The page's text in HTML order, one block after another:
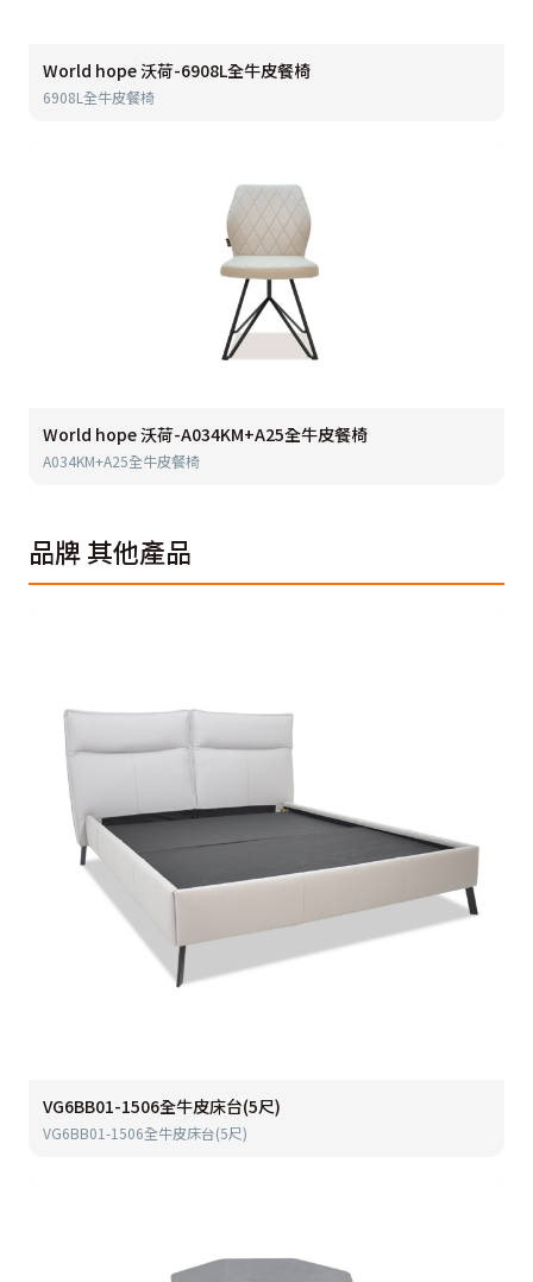
World hope 沃荷-6908L全牛皮餐椅
6908L全牛皮餐椅
World hope 沃荷-A034KM+A25全牛皮餐椅
A034KM+A25全牛皮餐椅
品牌其他產品
VG6BB01-1506全牛皮床台(5尺)
VG6BB01-1506全牛皮床台(5尺)